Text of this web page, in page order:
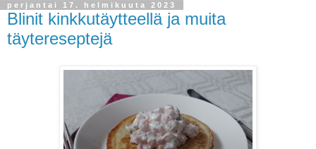
perjantai 17. helmikuuta 2023
Blinit kinkkutäytteellä ja muita
täytereseptejä